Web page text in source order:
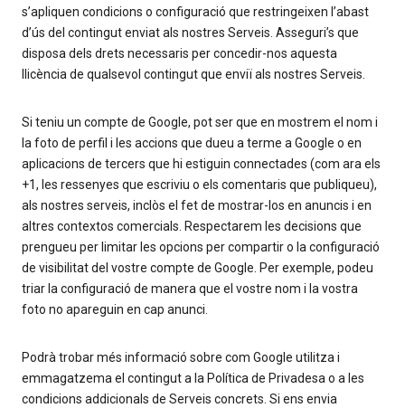
s’apliquen condicions o configuració que restringeixen l’abast
d’ús del contingut enviat als nostres Serveis. Asseguri’s que
disposa dels drets necessaris per concedir-nos aquesta
llicència de qualsevol contingut que enviï als nostres Serveis.
Si teniu un compte de Google, pot ser que en mostrem el nom i
la foto de perfil i les accions que dueu a terme a Google o en
aplicacions de tercers que hi estiguin connectades (com ara els
+1, les ressenyes que escriviu o els comentaris que publiqueu),
als nostres serveis, inclòs el fet de mostrar-los en anuncis i en
altres contextos comercials. Respectarem les decisions que
prengueu per limitar les opcions per compartir o la configuració
de visibilitat del vostre compte de Google. Per exemple, podeu
triar la configuració de manera que el vostre nom i la vostra
foto no apareguin en cap anunci.
Podrà trobar més informació sobre com Google utilitza i
emmagatzema el contingut a la Política de Privadesa o a les
condicions addicionals de Serveis concrets. Si ens envia